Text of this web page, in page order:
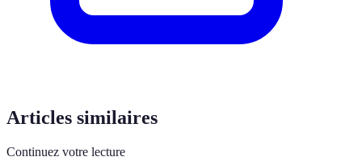
Articles similaires
Continuez votre lecture